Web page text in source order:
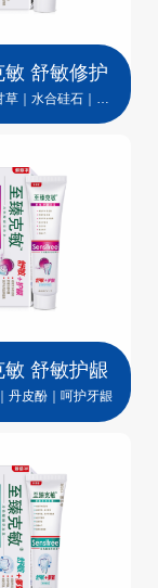
敏 舒敏修护
｜水合硅石｜修
敏 舒敏护龈
丹皮酚｜呵护牙龈